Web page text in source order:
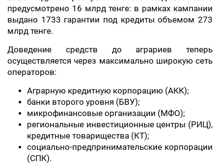
предусмотрено 16 млрд тенге: в рамках кампании
выдано 1733 гарантии под кредиты объемом 273
млрд тенге.
Доведение средств до аграриев теперь
осуществляется через максимально широкую сеть
операторов:
Аграрную кредитную корпорацию (АКК);
банки второго уровня (БВУ);
микрофинансовые организации (МФО);
региональные инвестиционные центры (РИЦ),
кредитные товарищества (КТ);
социально-предпринимательские корпорации
(СПК).